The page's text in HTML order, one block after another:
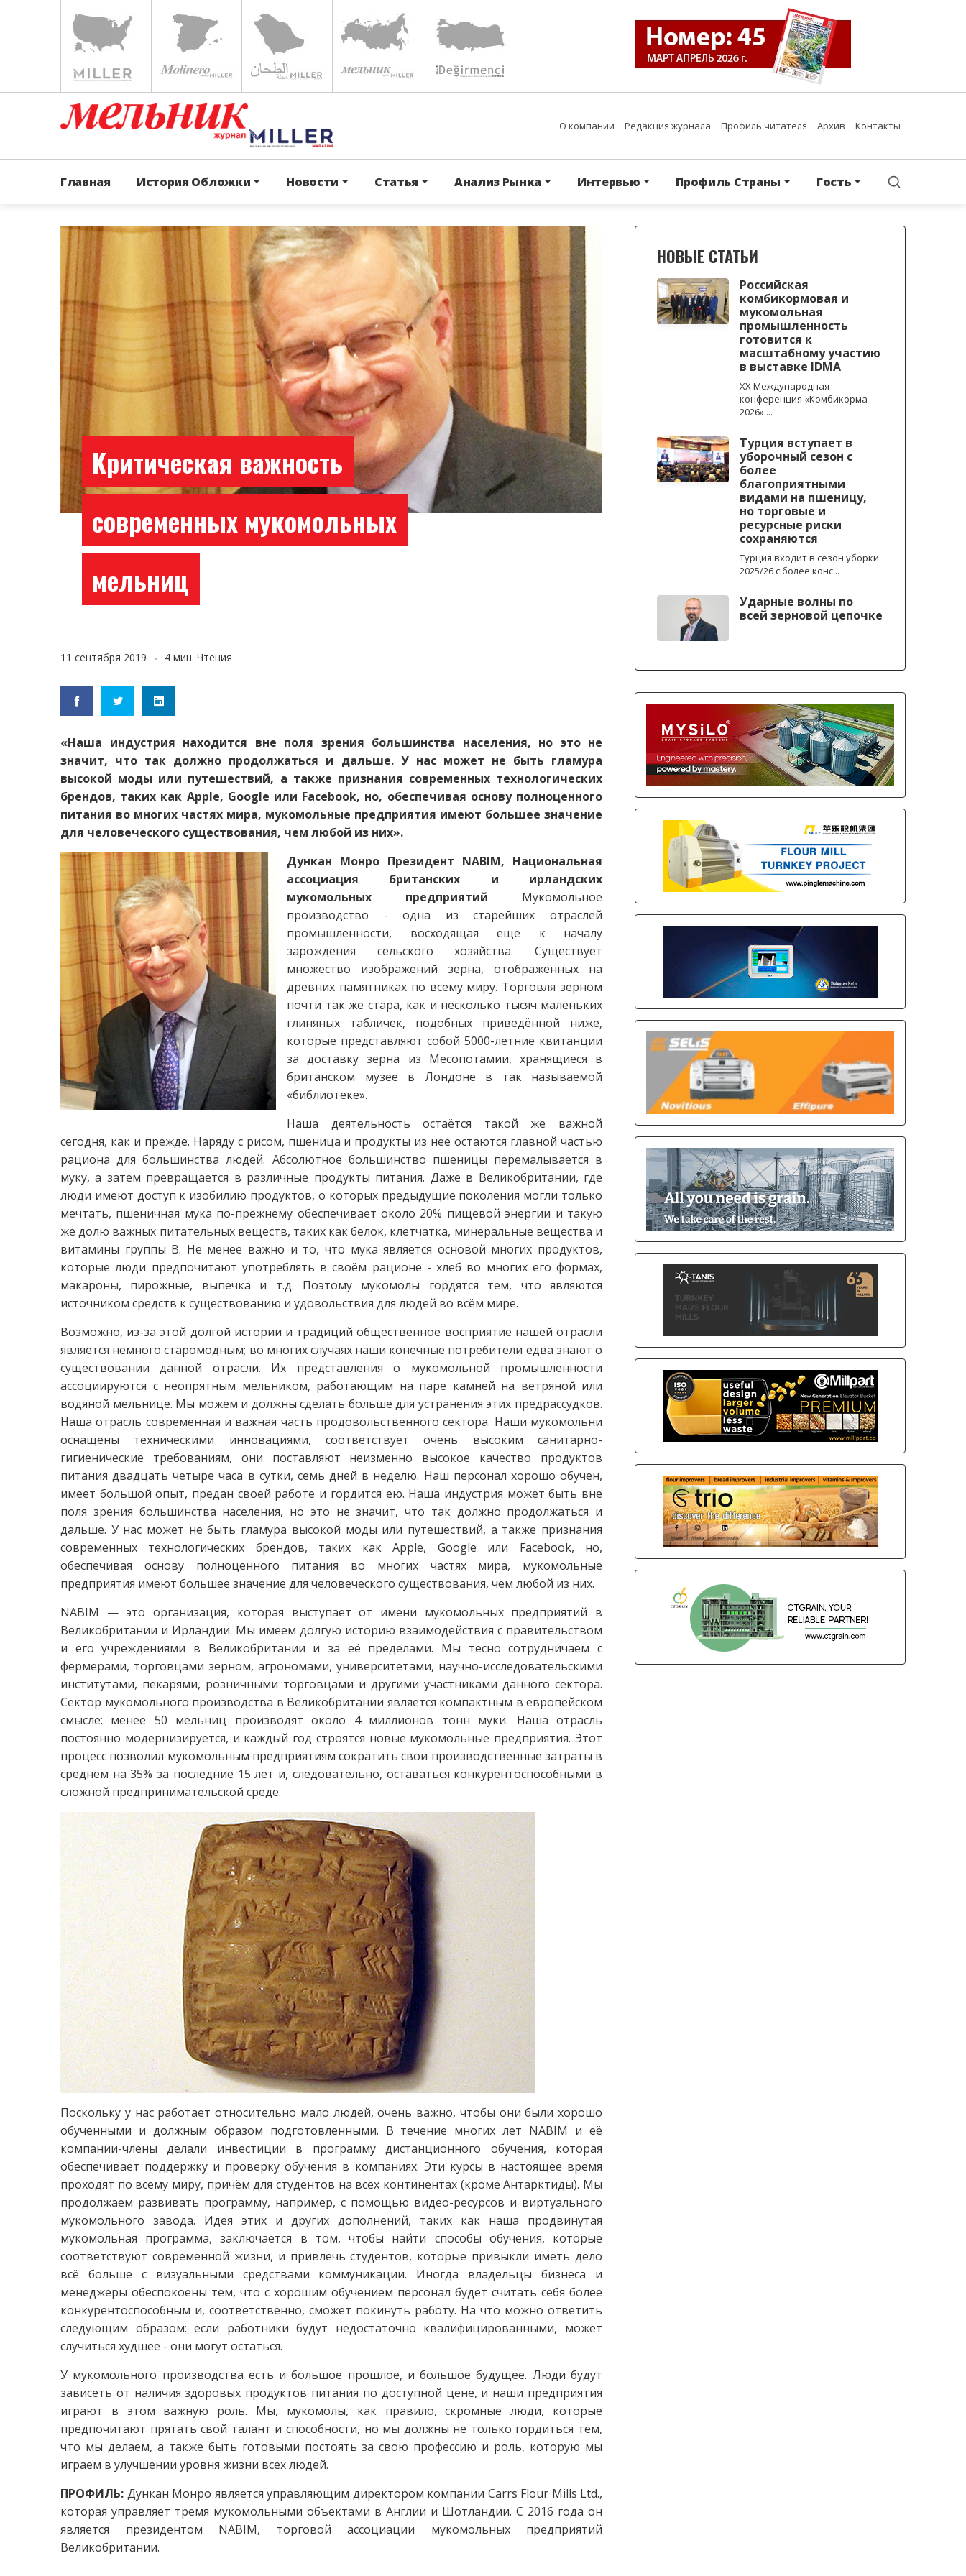
О компании Редакция журнала Профиль читателя Архив Контакты
Главная История Обложки Новости Статья Анализ Рынка Интервью Профиль Страны Гость
Критическая важность
современных мукомольных
мельниц
11 сентября 2019 4 мин. Чтения
«Наша индустрия находится вне поля зрения большинства населения, но это не
значит, что так должно продолжаться и дальше. У нас может не быть гламура
высокой моды или путешествий, а также признания современных технологических
брендов, таких как Apple, Google или Facebook, но, обеспечивая основу полноценного
питания во многих частях мира, мукомольные предприятия имеют большее значение
для человеческого существования, чем любой из них».
Дункан Монро Президент NABIM, Национальная
ассоциация британских и ирландских
мукомольных предприятий Мукомольное
производство - одна из старейших отраслей
промышленности, восходящая ещё к началу
зарождения сельского хозяйства. Существует
множество изображений зерна, отображённых на
древних памятниках по всему миру. Торговля зерном
почти так же стара, как и несколько тысяч маленьких
глиняных табличек, подобных приведённой ниже,
которые представляют собой 5000-летние квитанции
за доставку зерна из Месопотамии, хранящиеся в
британском музее в Лондоне в так называемой
«библиотеке».
Наша деятельность остаётся такой же важной
сегодня, как и прежде. Наряду с рисом, пшеница и продукты из неё остаются главной частью
рациона для большинства людей. Абсолютное большинство пшеницы перемалывается в
муку, а затем превращается в различные продукты питания. Даже в Великобритании, где
люди имеют доступ к изобилию продуктов, о которых предыдущие поколения могли только
мечтать, пшеничная мука по-прежнему обеспечивает около 20% пищевой энергии и такую
же долю важных питательных веществ, таких как белок, клетчатка, минеральные вещества и
витамины группы В. Не менее важно и то, что мука является основой многих продуктов,
которые люди предпочитают употреблять в своём рационе - хлеб во многих его формах,
макароны, пирожные, выпечка и т.д. Поэтому мукомолы гордятся тем, что являются
источником средств к существованию и удовольствия для людей во всём мире.
Возможно, из-за этой долгой истории и традиций общественное восприятие нашей отрасли
является немного старомодным; во многих случаях наши конечные потребители едва знают о
существовании данной отрасли. Их представления о мукомольной промышленности
ассоциируются с неопрятным мельником, работающим на паре камней на ветряной или
водяной мельнице. Мы можем и должны сделать больше для устранения этих предрассудков.
Наша отрасль современная и важная часть продовольственного сектора. Наши мукомольни
оснащены техническими инновациями, соответствует очень высоким санитарно-
гигиенические требованиям, они поставляют неизменно высокое качество продуктов
питания двадцать четыре часа в сутки, семь дней в неделю. Наш персонал хорошо обучен,
имеет большой опыт, предан своей работе и гордится ею. Наша индустрия может быть вне
поля зрения большинства населения, но это не значит, что так должно продолжаться и
дальше. У нас может не быть гламура высокой моды или путешествий, а также признания
современных технологических брендов, таких как Apple, Google или Facebook, но,
обеспечивая основу полноценного питания во многих частях мира, мукомольные
предприятия имеют большее значение для человеческого существования, чем любой из них.
NABIM — это организация, которая выступает от имени мукомольных предприятий в
Великобритании и Ирландии. Мы имеем долгую историю взаимодействия с правительством
и его учреждениями в Великобритании и за её пределами. Мы тесно сотрудничаем с
фермерами, торговцами зерном, агрономами, университетами, научно-исследовательскими
институтами, пекарями, розничными торговцами и другими участниками данного сектора.
Сектор мукомольного производства в Великобритании является компактным в европейском
смысле: менее 50 мельниц производят около 4 миллионов тонн муки. Наша отрасль
постоянно модернизируется, и каждый год строятся новые мукомольные предприятия. Этот
процесс позволил мукомольным предприятиям сократить свои производственные затраты в
среднем на 35% за последние 15 лет и, следовательно, оставаться конкурентоспособными в
сложной предпринимательской среде.
Поскольку у нас работает относительно мало людей, очень важно, чтобы они были хорошо
обученными и должным образом подготовленными. В течение многих лет NABIM и её
компании-члены делали инвестиции в программу дистанционного обучения, которая
обеспечивает поддержку и проверку обучения в компаниях. Эти курсы в настоящее время
проходят по всему миру, причём для студентов на всех континентах (кроме Антарктиды). Мы
продолжаем развивать программу, например, с помощью видео-ресурсов и виртуального
мукомольного завода. Идея этих и других дополнений, таких как наша продвинутая
мукомольная программа, заключается в том, чтобы найти способы обучения, которые
соответствуют современной жизни, и привлечь студентов, которые привыкли иметь дело
всё больше с визуальными средствами коммуникации. Иногда владельцы бизнеса и
менеджеры обеспокоены тем, что с хорошим обучением персонал будет считать себя более
конкурентоспособным и, соответственно, сможет покинуть работу. На что можно ответить
следующим образом: если работники будут недостаточно квалифицированными, может
случиться худшее - они могут остаться.
У мукомольного производства есть и большое прошлое, и большое будущее. Люди будут
зависеть от наличия здоровых продуктов питания по доступной цене, и наши предприятия
играют в этом важную роль. Мы, мукомолы, как правило, скромные люди, которые
предпочитают прятать свой талант и способности, но мы должны не только гордиться тем,
что мы делаем, а также быть готовыми постоять за свою профессию и роль, которую мы
играем в улучшении уровня жизни всех людей.
ПРОФИЛЬ: Дункан Монро является управляющим директором компании Carrs Flour Mills Ltd.,
которая управляет тремя мукомольными объектами в Англии и Шотландии. С 2016 года он
является президентом NABIM, торговой ассоциации мукомольных предприятий
Великобритании.
НОВЫЕ СТАТЬИ
Российская
комбикормовая и
мукомольная
промышленность
готовится к
масштабному участию
в выставке IDMA
XX Международная
конференция «Комбикорма —
2026» ...
Турция вступает в
уборочный сезон с
более
благоприятными
видами на пшеницу,
но торговые и
ресурсные риски
сохраняются
Турция входит в сезон уборки
2025/26 с более конс...
Ударные волны по
всей зерновой цепочке